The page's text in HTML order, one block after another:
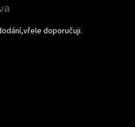
5 z 5 hvězdiček.
doporučuji.